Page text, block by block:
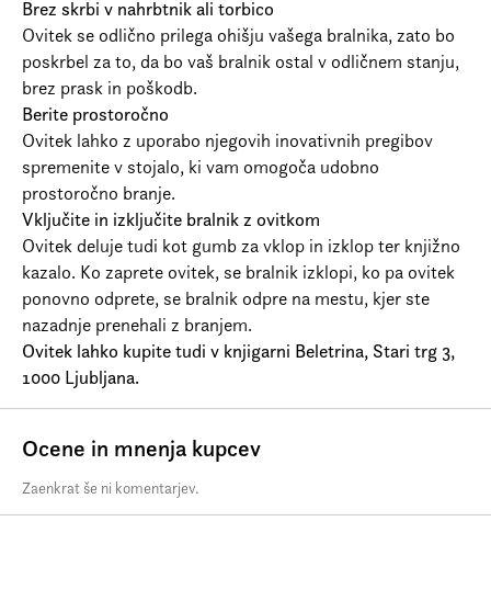
rights@beletrina.si
Brez skrbi v nahrbtnik ali torbico
Ovitek se odlično prilega ohišju vašega bralnika, zato bo
poskrbel za to, da bo vaš bralnik ostal v odličnem stanju,
brez prask in poškodb.
Berite prostoročno
Ovitek lahko z uporabo njegovih inovativnih pregibov
spremenite v stojalo, ki vam omogoča udobno
prostoročno branje.
Vključite in izključite bralnik z ovitkom
Ovitek deluje tudi kot gumb za vklop in izklop ter knjižno
kazalo. Ko zaprete ovitek, se bralnik izklopi, ko pa ovitek
ponovno odprete, se bralnik odpre na mestu, kjer ste
nazadnje prenehali z branjem.
Ovitek lahko kupite tudi v knjigarni Beletrina, Stari trg 3,
1000 Ljubljana.
Ocene in mnenja kupcev
Zaenkrat še ni komentarjev.